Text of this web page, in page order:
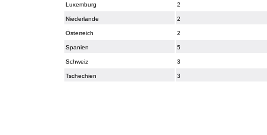
Luxemburg 2
Niederlande 2
Österreich 2
Spanien 5
Schweiz 3
Tschechien 3